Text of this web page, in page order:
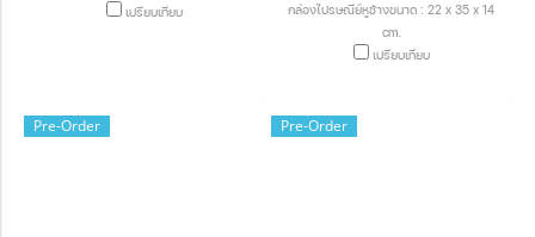
เปรียบเทียบ
กล่องไปรษณีย์หูช้างขนาด : 22 x 35 x 14
cm.
เปรียบเทียบ
Pre-Order Pre-Order